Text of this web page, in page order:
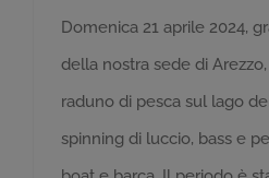
Domenica 21 aprile 2024,
della nostra sede di
raduno di pesca sul lago
spinning di luccio, bass e